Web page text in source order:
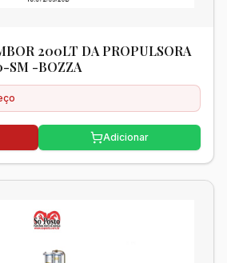
200LT DA PROPULSORA
SM -BOZZA
Adicionar